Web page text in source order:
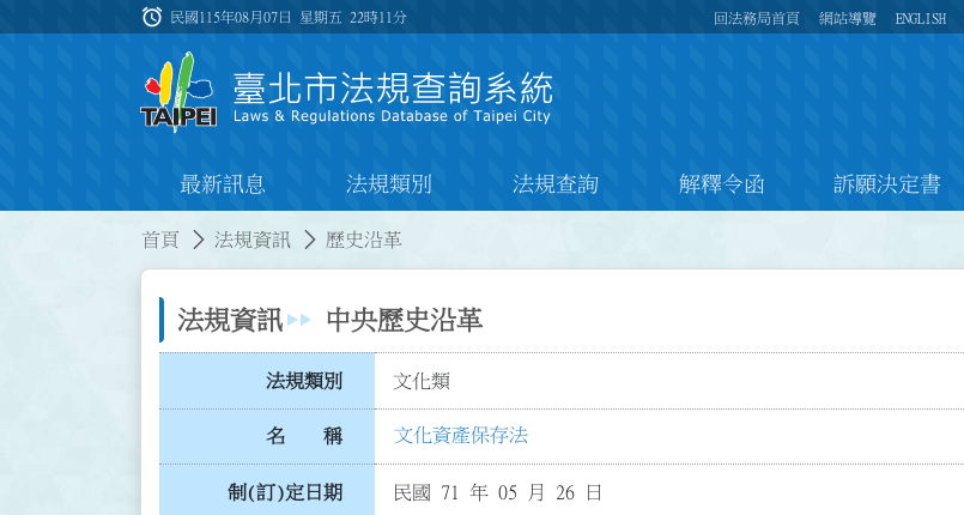
:::
alarm 民國115年08月07日 星期五22時11分 回法務局首頁 網站導覽 ENGLISH
最新訊息 法規類別 法規查詢 解釋令函 訴願決定書
首頁 法規資訊 歷史沿革
法規資訊 中央歷史沿革
法規類別 文化類
名 稱 文化資產保存法
制(訂)定日期 民國 71 年 05 月 26 日